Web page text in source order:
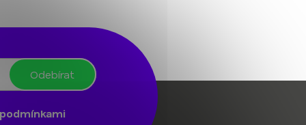
podmínkami
Odebírat